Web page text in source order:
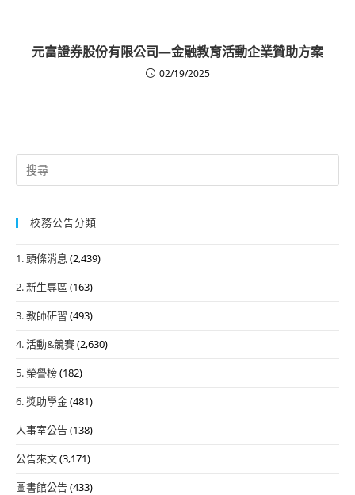
元富證券股份有限公司—金融教育活動企業贊助方案
02/19/2025
Search
for:
校務公告分類
1. 頭條消息 (2,439)
2. 新生專區 (163)
3. 教師研習 (493)
4. 活動&競賽(2,630)
5. 榮譽榜(182)
6. 獎助學金(481)
人事室公告(138)
公告來文(3,171)
圖書館公告(433)